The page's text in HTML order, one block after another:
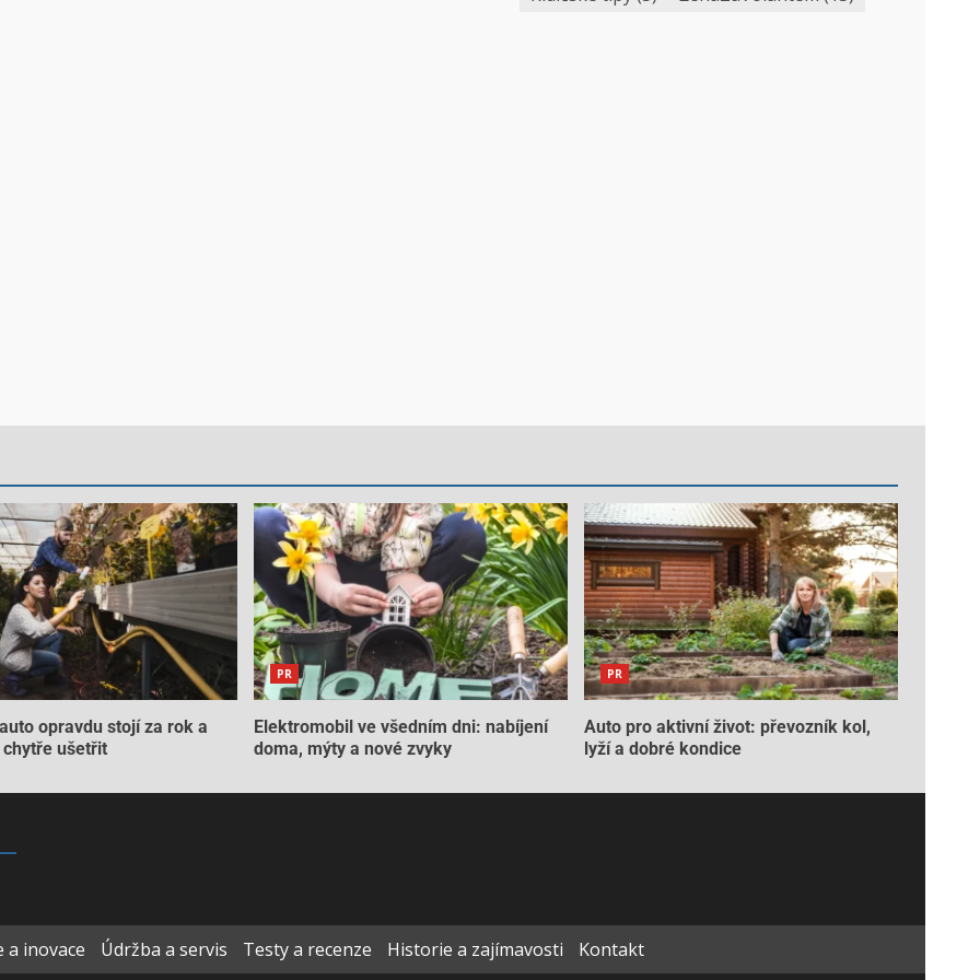
opravdu stojí za rok a
chytře ušetřit
PR
Elektromobil ve všedním dni: nabíjení
doma, mýty a nové zvyky
PR
Auto pro aktivní život: převozník kol,
lyží a dobré kondice
a inovace Údržba a servis Testy a recenze Historie a zajímavosti Kontakt